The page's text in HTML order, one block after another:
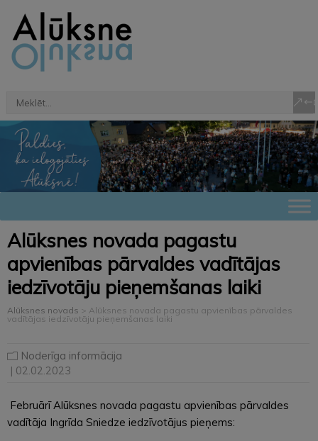
Alūksnes novada pagastu
apvienības pārvaldes vadītājas
iedzīvotāju pieņemšanas laiki
Alūksnes novads > Alūksnes novada pagastu apvienības pārvaldes
vadītājas iedzīvotāju pieņemšanas laiki
Noderīga informācija
| 02.02.2023
Februārī Alūksnes novada pagastu apvienības pārvaldes
vadītāja Ingrīda Sniedze iedzīvotājus pieņems: